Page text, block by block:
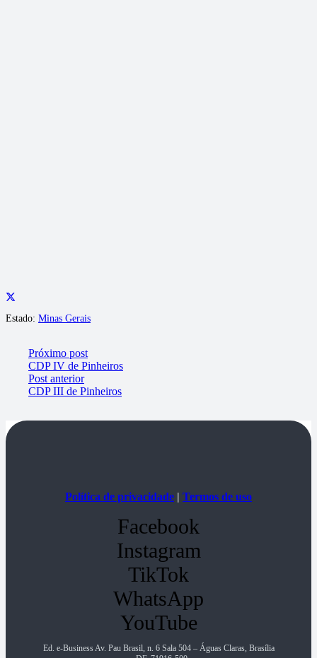
Estado: Minas Gerais
Próximo post
CDP IV de Pinheiros
Post anterior
CDP III de Pinheiros
Política de privacidade | Termos de uso
Facebook
Instagram
TikTok
WhatsApp
YouTube
Ed. e-Business Av. Pau Brasil, n. 6 Sala 504 – Águas Claras, Brasília